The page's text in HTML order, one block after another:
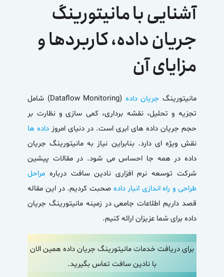
آشنایی با مانیتورینگ
جریان داده، کاربردها و
مزایای آن
مانیتورینگ جریان داده
(Dataflow Monitoring) شامل
تجزیه و تحلیل، نقشه برداری، کمی سازی و نظارت بر
حجم جریان داده های ابری است. در دنیای امروز داده ها
نقش ویژه ای دارد. بنابراین نیاز به مانیتورینگ جریان
داده در همه جا احساس می شود. در مقالات پیشین
شرکت توسعه نرم افزاری نادین سافت درباره مراحل
طراحی و راه اندازی انبار داده صحبت کردیم. در این مقاله
قصد داریم اطلاعات جامعی در زمینه مانیتورینگ جریان
داده برای شما عزیزان ارائه کنیم.
برای دریافت خدمات مانیتورینگ جریان داده همین الان
با نادین سافت تماس بگیرید.